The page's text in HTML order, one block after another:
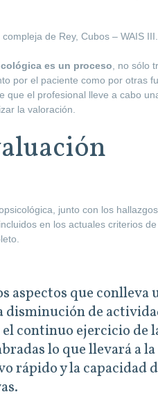
de Rey, Cubos – WAIS III.
es un proceso, no sólo
por el paciente como por otras
que el profesional lleve a cabo
la valoración.
junto con los
en los actuales criterios
aspectos que conlleva
disminución de
continuo ejercicio de
lo que llevará a la
rápido y la capacidad